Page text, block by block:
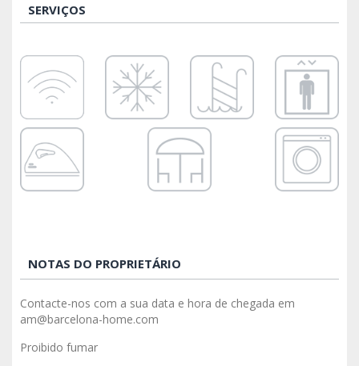
SERVIÇOS
NOTAS DO PROPRIETÁRIO
Contacte-nos com a sua data e hora de chegada em
am@barcelona-home.com
Proibido fumar